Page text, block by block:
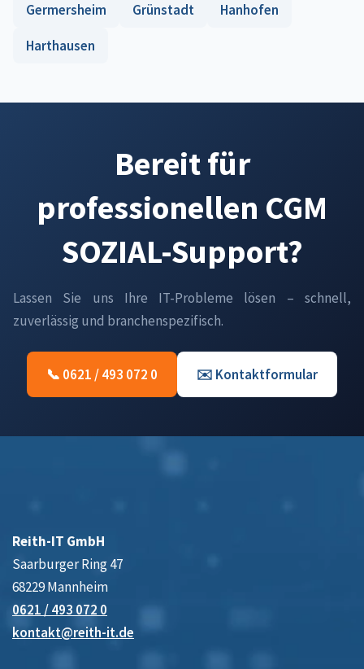
Germersheim
Grünstadt
Hanhofen
Harthausen
Bereit für
professionellen CGM
SOZIAL-Support?
Lassen Sie uns Ihre IT-Probleme lösen – schnell,
zuverlässig und branchenspezifisch.
📞 0621 / 493 072 0 ✉️ Kontaktformular
Reith-IT GmbH
Saarburger Ring 47
68229 Mannheim
0621 / 493 072 0
kontakt@reith-it.de